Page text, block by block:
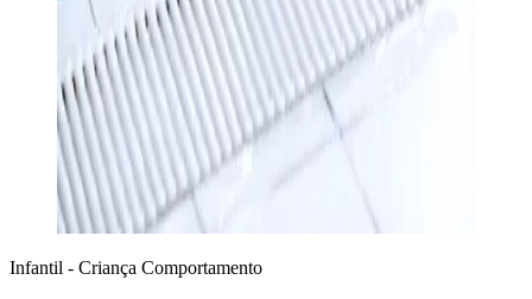
Infantil - Criança Comportamento